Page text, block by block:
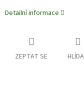
Detailní informace
ZEPTAT SE